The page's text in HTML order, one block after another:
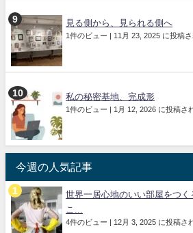
見る側から、見られる側へ
1件のビュー | 11月 23, 2025 に投稿
私の秘密基地、完成形
1件のビュー | 1月 12, 2026 に投稿さ
今週の人気記事
世界一居心地のいい部屋をつ
こ...
4件のビュー | 12月 3, 2025 に投稿さ